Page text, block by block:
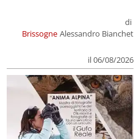
Brissogne
di
Alessandro Bianchet
il 06/08/2026